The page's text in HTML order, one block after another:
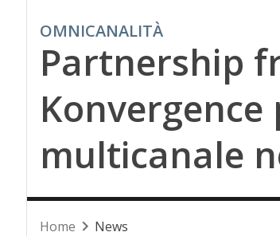
OMNICANALITÀ
Partnership
multicanale
Home News